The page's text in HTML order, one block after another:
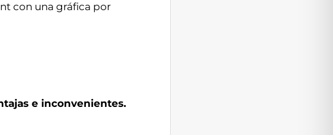
con una gráfica por
e inconvenientes.